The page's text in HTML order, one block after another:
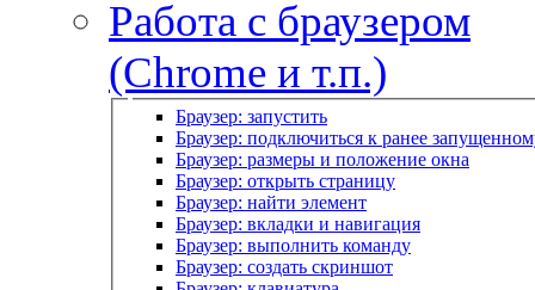
Работа с браузером
(Chrome и т.п.)
Браузер: запустить
Браузер: подключиться к ранее
Браузер: размеры и положение окна
Браузер: открыть страницу
Браузер: найти элемент
Браузер: вкладки и навигация
Браузер: выполнить команду
Браузер: создать скриншот